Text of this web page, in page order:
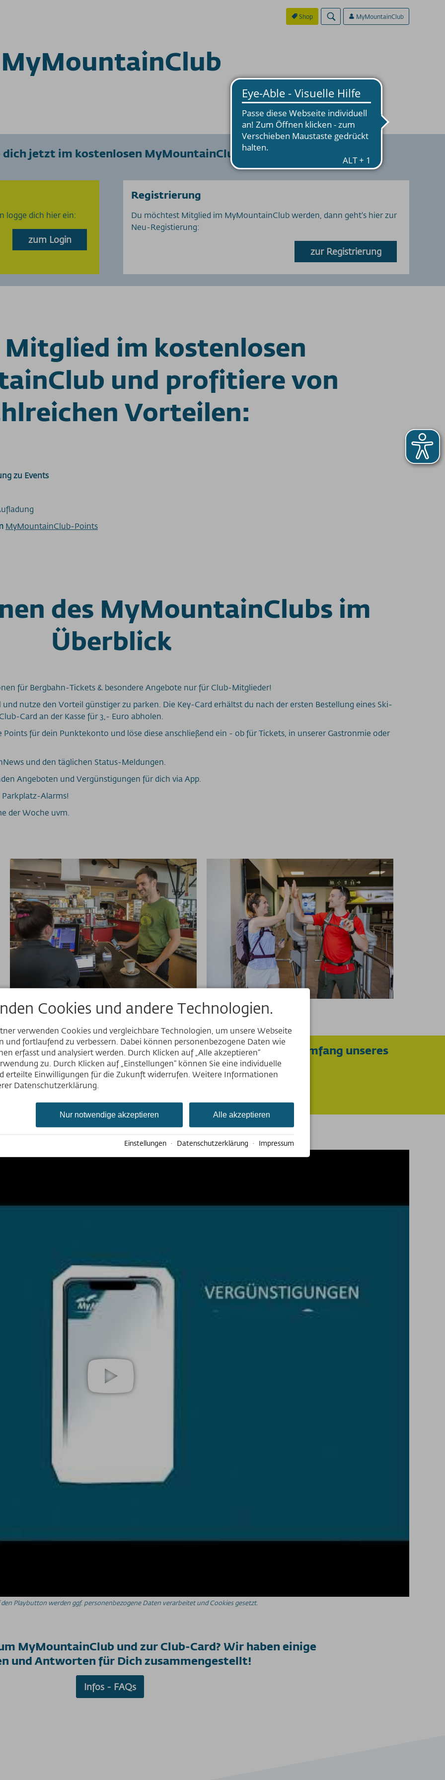
Shop MyMountainClub
MyMountainClub
dich jetzt im kostenlosen MyMountainClub an
logge dich hier ein:
zum Login
Registrierung
Du möchtest Mitglied im MyMountainClub werden, dann geht's hier zur
Neu-Registierung:
zur Registrierung
Mitglied im kostenlosen
und profitiere von
Vorteilen:
zu Events
MyMountainClub-Points
des MyMountainClubs im
Überblick
für Bergbahn-Tickets & besondere Angebote nur für Club-Mitglieder!
nutze den Vorteil günstiger zu parken. Die Key-Card erhältst du nach der ersten Bestellung eines Ski-
Card an der Kasse für 3,- Euro abholen.
für dein Punktekonto und löse diese anschließend ein - ob für Tickets, in unserer Gastronmie oder
und den täglichen Status-Meldungen.
Angeboten und Vergünstigungen für dich via App.
Alarms!
der Woche uvm.
Bergbahnen App und du erhältst den vollen Funktionsumfang unseres
MyMountainClubs!
Mehr Infos zur App
Playbutton werden ggf. personenbezogene Daten verarbeitet und Cookies gesetzt.
MyMountainClub und zur Club-Card? Wir haben einige
und Antworten für Dich zusammengestellt!
Infos - FAQs
Cookies und andere Technologien.
verwenden Cookies und vergleichbare Technologien, um unsere Webseite
und fortlaufend zu verbessern. Dabei können personenbezogene Daten wie
erfasst und analysiert werden. Durch Klicken auf „Alle akzeptieren“
zu. Durch Klicken auf „Einstellungen“ können Sie eine individuelle
erteilte Einwilligungen für die Zukunft widerrufen. Weitere Informationen
Datenschutzerklärung.
Alle akzeptieren
Nur notwendige akzeptieren
Einstellungen · Datenschutzerklärung · Impressum